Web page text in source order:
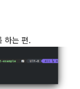
하는 편.